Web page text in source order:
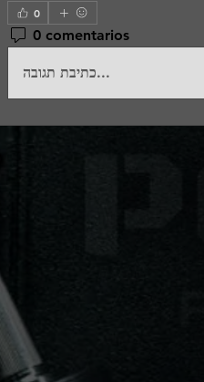
0
0 comentarios
כתיבת תגובה...